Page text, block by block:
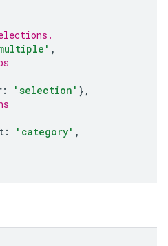
,
: 'selection' },
: 'category' ,